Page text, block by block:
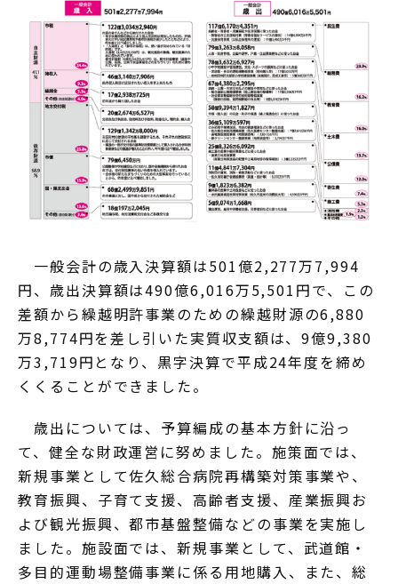
一般会計の歳入決算額は501億2,277万7,994
円、歳出決算額は490億6,016万5,501円で、この
差額から繰越明許事業のための繰越財源の6,880
万8,774円を差し引いた実質収支額は、9億9,380
万3,719円となり、黒字決算で平成24年度を締め
くくることができました。
歳出については、予算編成の基本方針に沿っ
て、健全な財政運営に努めました。施策面では、
新規事業として佐久総合病院再構築対策事業や、
教育振興、子育て支援、高齢者支援、産業振興お
よび観光振興、都市基盤整備などの事業を実施し
ました。施設面では、新規事業として、武道館・
多目的運動場整備事業に係る用地購入、また、総